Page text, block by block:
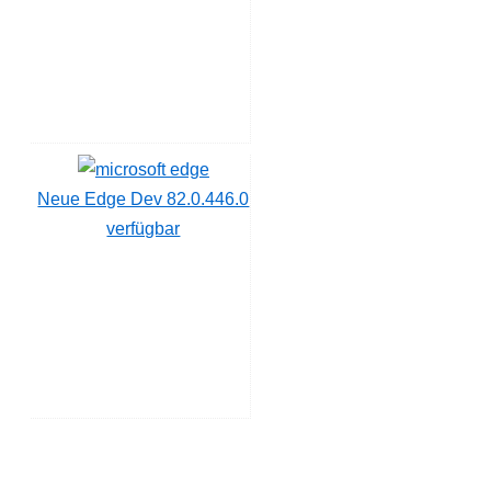
Neue Edge Dev 82.0.446.0
verfügbar